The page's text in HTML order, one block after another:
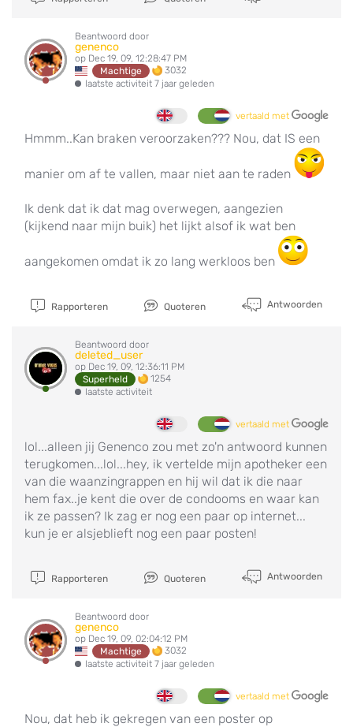
Beantwoord door
genenco
op Dec 19, 09, 12:28:47 PM
Machtige
3032
laatste activiteit 7 jaar geleden
vertaald met
Hmmm..Kan braken veroorzaken??? Nou, dat IS een
manier om af te vallen, maar niet aan te raden
Ik denk dat ik dat mag overwegen, aangezien
(kijkend naar mijn buik) het lijkt alsof ik wat ben
aangekomen omdat ik zo lang werkloos ben
Rapporteren Quoteren Antwoorden
Beantwoord door
deleted_user
op Dec 19, 09, 12:36:11 PM
Superheld
1254
laatste activiteit
vertaald met
lol...alleen jij Genenco zou met zo'n antwoord kunnen
terugkomen...lol...hey, ik vertelde mijn apotheker een
van die waanzingrappen en hij wil dat ik die naar
hem fax..je kent die over de condooms en waar kan
ik ze passen? Ik zag er nog een paar op internet...
kun je er alsjeblieft nog een paar posten!
Rapporteren Quoteren Antwoorden
Beantwoord door
genenco
op Dec 19, 09, 02:04:12 PM
Machtige
3032
laatste activiteit 7 jaar geleden
vertaald met
Nou, dat heb ik gekregen van een poster op